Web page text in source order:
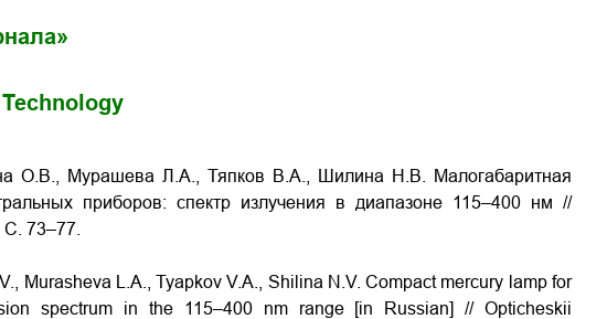
О.В., Мурашева Л.А., Тяпков В.А., Шилина Н.В. Малогабаритная
приборов: спектр излучения в диапазоне 115–400 нм //
73–77.
Murasheva L.A., Tyapkov V.A., Shilina N.V. Compact mercury lamp for
spectrum in the 115–400 nm range [in Russian] // Opticheskii